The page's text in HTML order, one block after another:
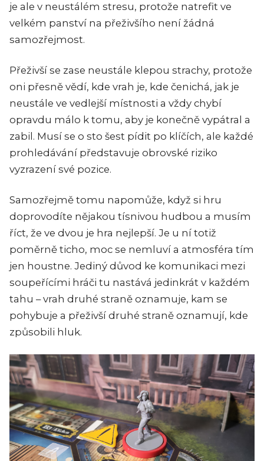
je ale v neustálém stresu, protože natrefit ve
velkém panství na přeživšího není žádná
samozřejmost.
Přeživší se zase neustále klepou strachy, protože
oni přesně vědí, kde vrah je, kde čenichá, jak je
neustále ve vedlejší místnosti a vždy chybí
opravdu málo k tomu, aby je konečně vypátral a
zabil. Musí se o sto šest pídit po klíčích, ale každé
prohledávání představuje obrovské riziko
vyzrazení své pozice.
Samozřejmě tomu napomůže, když si hru
doprovodíte nějakou tísnivou hudbou a musím
říct, že ve dvou je hra nejlepší. Je u ní totiž
poměrně ticho, moc se nemluví a atmosféra tím
jen houstne. Jediný důvod ke komunikaci mezi
soupeřícími hráči tu nastává jedinkrát v každém
tahu – vrah druhé straně oznamuje, kam se
pohybuje a přeživší druhé straně oznamují, kde
způsobili hluk.